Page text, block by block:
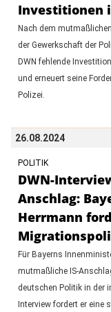
Investitionen
Nach dem
der Gewerkschaft der
DWN fehlende
und erneuert seine
Polizei.
26.08.2024
POLITIK
DWN-
Anschlag:
Herrmann
Für Bayerns
mutmaßliche IS-
deutschen Politik in der
Interview fordert er